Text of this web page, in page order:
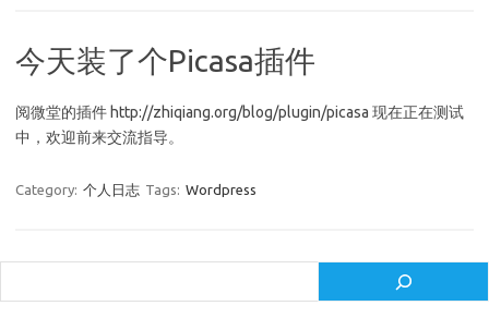
今天装了个Picasa插件
阅微堂的插件 http://zhiqiang.org/blog/plugin/picasa 现在正在测试
中，欢迎前来交流指导。
Category: 个人日志 Tags: Wordpress